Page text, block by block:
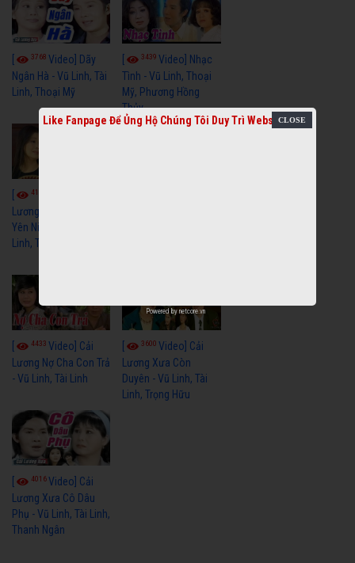
3768 Video] Dãy
Ngân Hà - Vũ Linh, Tài
Linh, Thoại Mỹ
3439Video] Nhạc
Tình - Vũ Linh, Thoại
Mỹ, Phương Hồng
Thủy
4114
Lương Xưa Hãy Ngủ
Yên Niềm Đau - Vũ
Linh, Tài Linh
4433 Video] Cải
Lương Nợ Cha Con Trả
- Vũ Linh, Tài Linh
3600Video] Cải
Lương Xưa Còn
Duyên - Vũ Linh, Tài
Linh, Trọng Hữu
[ 4016Video] Cải
Lương Xưa Cô Dâu
Phụ - Vũ Linh, Tài Linh,
Thanh Ngân
Like Fanpage Để Ủng Hộ Chúng Tôi Duy Trì Website
Powered by netcore.vn